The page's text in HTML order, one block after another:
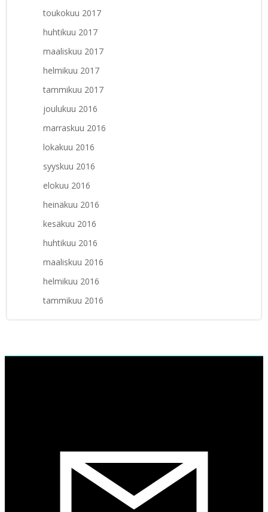
toukokuu 2017
huhtikuu 2017
maaliskuu 2017
helmikuu 2017
tammikuu 2017
joulukuu 2016
marraskuu 2016
lokakuu 2016
syyskuu 2016
elokuu 2016
heinäkuu 2016
kesäkuu 2016
huhtikuu 2016
maaliskuu 2016
helmikuu 2016
tammikuu 2016